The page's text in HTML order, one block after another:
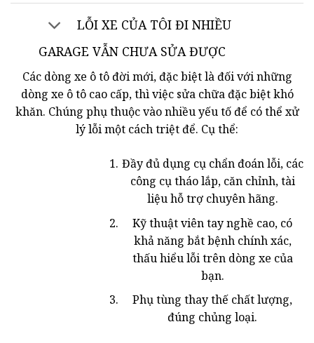
LỖI XE CỦA TÔI ĐI NHIỀU
GARAGE VẪN CHƯA SỬA ĐƯỢC
Các dòng xe ô tô đời mới, đặc biệt là đối với những
dòng xe ô tô cao cấp, thì việc sửa chữa đặc biệt khó
khăn. Chúng phụ thuộc vào nhiều yếu tố để có thể xử
lý lỗi một cách triệt để. Cụ thể:
Đầy đủ dụng cụ chẩn đoán lỗi, các
công cụ tháo lắp, căn chỉnh, tài
liệu hỗ trợ chuyên hãng.
Kỹ thuật viên tay nghề cao, có
khả năng bắt bệnh chính xác,
thấu hiểu lỗi trên dòng xe của
bạn.
Phụ tùng thay thế chất lượng,
đúng chủng loại.